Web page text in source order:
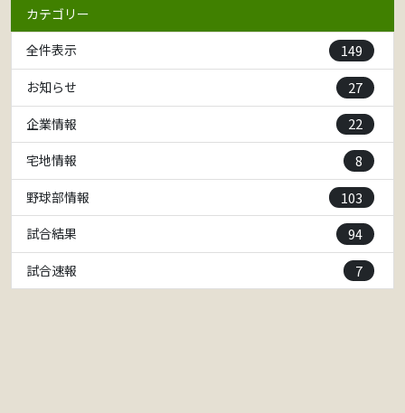
カテゴリー
全件表示
149
お知らせ 27
企業情報 22
宅地情報 8
野球部情報 103
試合結果 94
試合速報 7